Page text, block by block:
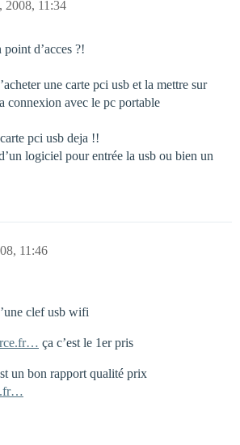
2008, 11:34
d’acces ?!
une carte pci usb et la mettre sur
connexion avec le pc portable
pci usb deja !!
logiciel pour entrée la usb ou bien un
11:46
clef usb wifi
ça c’est le 1er pris
un bon rapport qualité prix